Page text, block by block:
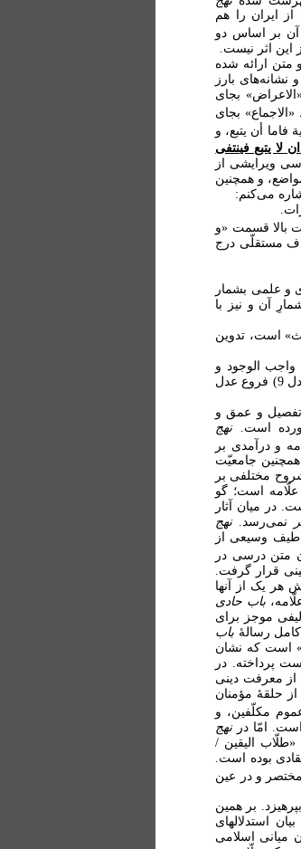
ایران را هم
آن بر اساس دو
اثر نیست.
متن ارائه شده
بارز
بجای
بجای
فاما أن یتبع، و
ان لا یتبع فینتفی
ویرایشی از
و همچنین
می‌کنم:
بالا قسمت «و
مستقلّی درج
و علمی بشمار
آن و نیز با
است، تدوین
3) احکام معلومات 4) احکام موجودات 5) اثبات واجب الوجود و
صفات او 6) احکام صفات واجب الوجود 7) در باب اموری که بر خداوند مُحال است 8) عدل 9) فروع عدل
تفصیل و عمق و
است.نهج
و درآمدی بر
جامعیّت
مختلفی بر
علّامه است؛ گو
در میان آثار
نمی‌رسد.نهج
طیف وسیعی از
متن درسی در
قرار گرفت.
هر یک از آنها
باب حادی
موجز برای
رسالۀ باب
است که نشان
پرداخته. در
از معرفت دینی
حلقۀ مؤمنان
مکلّفین، و
است. امّا درنهج
الیقین /
بوده است.
و در عین
بر همین
استدلالهای
میانی اسلامی